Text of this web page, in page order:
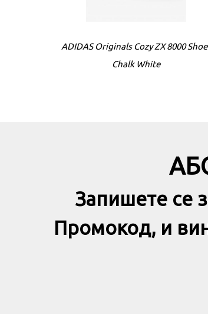
ADIDAS Originals Cozy ZX 8000
Chalk White
Запишете се
Промокод, и